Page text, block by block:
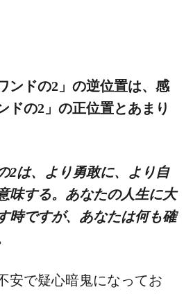
ンドの2」の逆位置は、感
ドの2」の正位置とあまり
2は、より勇敢に、より自
味する。あなたの人生に大
時ですが、あなたは何も確
安で疑心暗鬼になってお